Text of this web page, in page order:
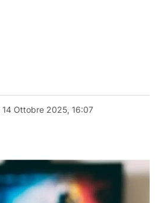
14 Ottobre 2025, 16:07